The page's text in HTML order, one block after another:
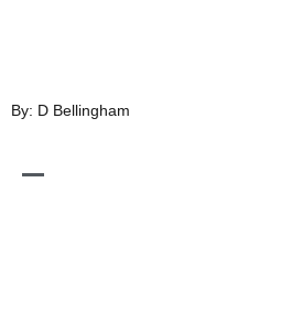
By: D Bellingham